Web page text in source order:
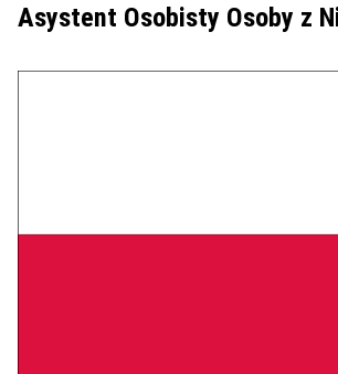
Asystent Osobisty Osoby z